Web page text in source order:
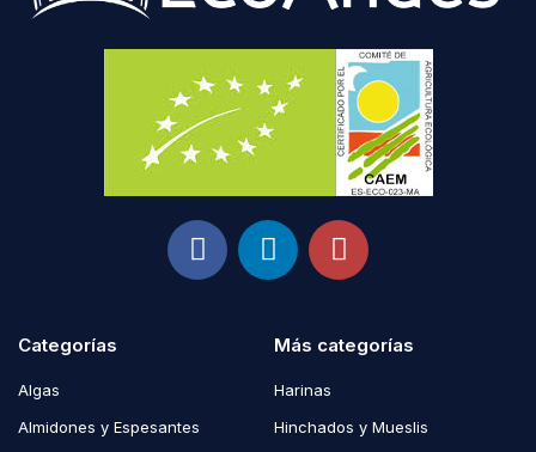
Categorías
Algas
Almidones y Espesantes
Más categorías
Harinas
Hinchados y Mueslis